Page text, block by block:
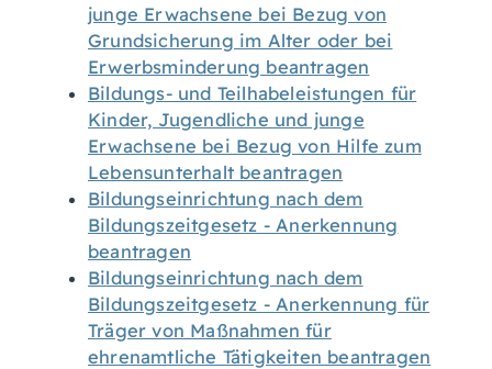
junge Erwachsene bei Bezug von
Grundsicherung im Alter oder bei
Erwerbsminderung beantragen
Bildungs- und Teilhabeleistungen für
Kinder, Jugendliche und junge
Erwachsene bei Bezug von Hilfe zum
Lebensunterhalt beantragen
Bildungseinrichtung nach dem
Bildungszeitgesetz - Anerkennung
beantragen
Bildungseinrichtung nach dem
Bildungszeitgesetz - Anerkennung für
Träger von Maßnahmen für
ehrenamtliche Tätigkeiten beantragen